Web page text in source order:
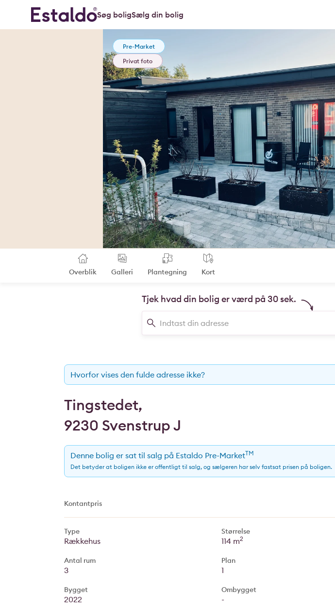
Søg boligSælg din bolig
Pre-Market
Privat foto
Overblik Galleri Plantegning Kort
Tjek hvad din bolig er værd på 30 sek.
Hvorfor vises den fulde adresse ikke?
Tingstedet,
9230 Svenstrup J
Denne bolig er sat til salg på Estaldo Pre-MarketTM
Det betyder at boligen ikke er offentligt til salg, og sælgeren har selv fastsat prisen på boligen.
Kontantpris
Type
Rækkehus
Antal rum
3
Bygget
2022
Størrelse
114 m2
Plan
1
Ombygget
-